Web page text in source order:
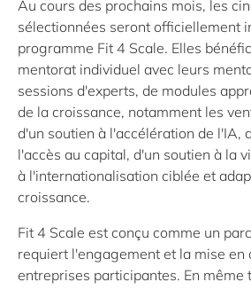
Au cours des prochains mois, les
sélectionnées seront officiellement
programme Fit 4 Scale. Elles
mentorat individuel avec leurs
sessions d'experts, de modules
de la croissance, notamment les
d'un soutien à l'accélération de l'IA,
l'accès au capital, d'un soutien à la
à l'internationalisation ciblée et
croissance.
Fit 4 Scale est conçu comme un
requiert l'engagement et la mise en
entreprises participantes. En même